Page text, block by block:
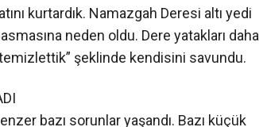
bazı sorunlar yaşandı. Bazı küçük
son olayda Kandıra Namazgah
Deresi konusunda Kocaeli Büyükşehir
yürütüyorlar. Allah’tan can kaybı